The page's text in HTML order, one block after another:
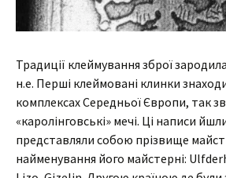
Традиції клеймування зброї
н.е. Перші клеймовані клинки
комплексах Середньої Європи, так
«каролінговські» мечі. Ці написи
представляли собою прізвище
найменування його майстерні: